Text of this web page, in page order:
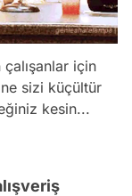
çalışanlar için
sizi küçültür
kesin...